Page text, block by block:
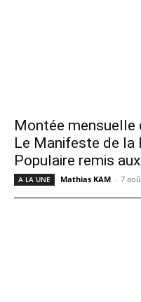
Montée mensuelle
Le Manifeste de la
Populaire remis
A LA UNE Mathias KAM - 7